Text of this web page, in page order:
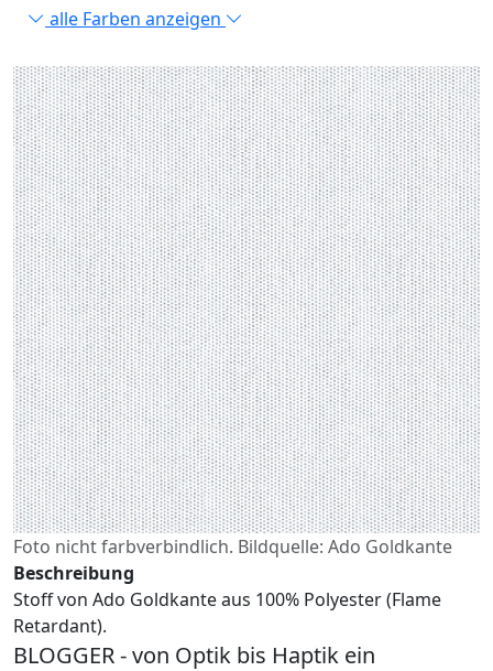
alle Farben anzeigen
Foto nicht farbverbindlich. Bildquelle: Ado Goldkante
Beschreibung
Stoff von Ado Goldkante aus 100% Polyester (Flame
Retardant).
BLOGGER - von Optik bis Haptik ein